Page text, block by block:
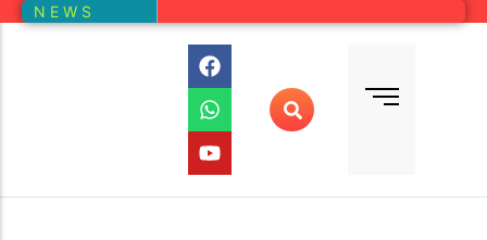
N E W S